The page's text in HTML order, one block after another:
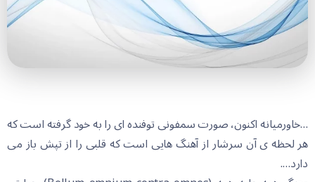
…خاورمیانه اکنون، صورت سمفونی توفنده ای را به خود گرفته است که
هر لحظه ی آن سرشار از آهنگ هایی است که قلبی را از تپش باز می
دارد….